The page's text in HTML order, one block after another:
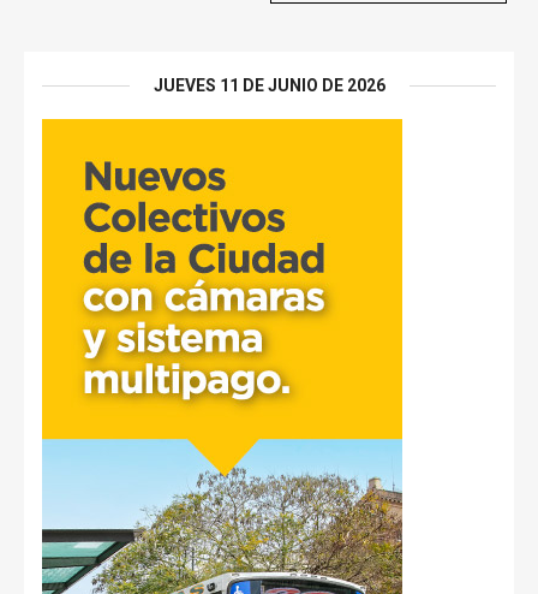
JUEVES 11 DE JUNIO DE 2026